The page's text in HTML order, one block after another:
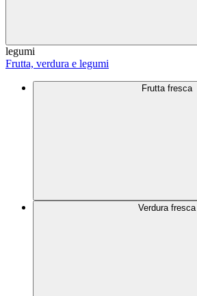
legumi
Frutta, verdura e legumi
Frutta fresca
Verdura fresca